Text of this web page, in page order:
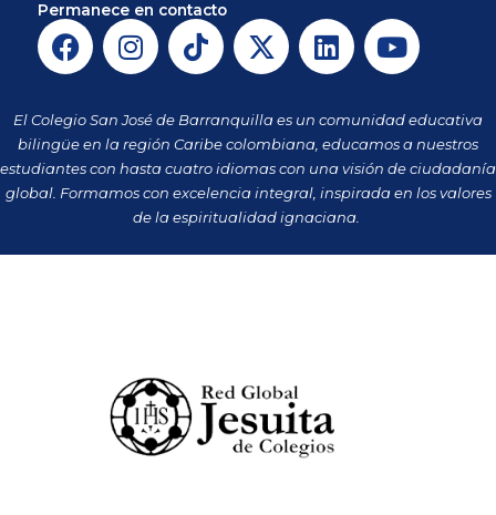
Permanece en contacto
F
a
e
b
o
o
I
n
t
a
g
r
a
m
T
i
t
o
k
X
-
w
i
t
t
e
r
L
i
k
e
d
i
n
Y
o
t
u
b
e
El Colegio San José de Barranquilla es un comunidad educativa
bilingüe en la región Caribe colombiana, educamos a nuestros
estudiantes con hasta cuatro idiomas con una visión de ciudadanía
global. Formamos con excelencia integral, inspirada en los valores
de la espiritualidad ignaciana.